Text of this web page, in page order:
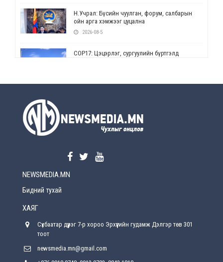
Н.Учрал: Бүсийн чуулган, форум, салбарын
ойн арга хэмжээг цуцална
2026-08-5
СОР17: Цэцэрлэг, сургуулийн бүртгэлд
2026-08-5
2026-08-5
хүрсэн өгөөжөөрөө ажлаа үнэлж, хэрэгжилтээ
NEWSMEDIA.MN
Бидний тухай
ХАЯГ
Сүхбаатар дүүрэг 7-р хороо Эрхүүгийн гудамж Дэлгэр төв 301
тоот
newsmedia.mn@gmail.com